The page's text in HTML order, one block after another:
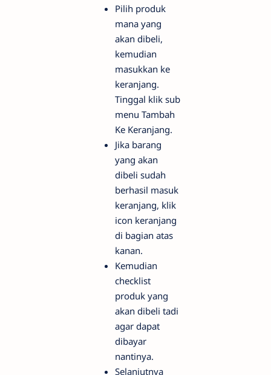
Pilih produk
mana yang
akan dibeli,
kemudian
masukkan ke
keranjang.
Tinggal klik sub
menu Tambah
Ke Keranjang.
Jika barang
yang akan
dibeli sudah
berhasil masuk
keranjang, klik
icon keranjang
di bagian atas
kanan.
Kemudian
checklist
produk yang
akan dibeli tadi
agar dapat
dibayar
nantinya.
Selanjutnya